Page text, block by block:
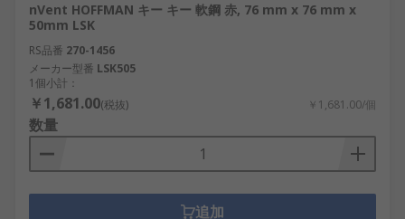
nVent HOFFMAN キー キー 軟鋼 赤, 76 mm x 76 mm x
50mm LSK
RS品番 270-1456
メーカー型番 LSK505
1個小計：
￥1,681.00(税抜) ￥1,681.00/個
数量
追加